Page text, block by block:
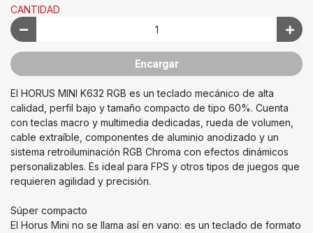
CANTIDAD
Encargar
El HORUS MINI K632 RGB es un teclado mecánico de alta
calidad, perfil bajo y tamaño compacto de tipo 60%. Cuenta
con teclas macro y multimedia dedicadas, rueda de volumen,
cable extraíble, componentes de aluminio anodizado y un
sistema retroiluminación RGB Chroma con efectos dinámicos
personalizables. Es ideal para FPS y otros tipos de juegos que
requieren agilidad y precisión.
Súper compacto
El Horus Mini no se llama así en vano: es un teclado de formato